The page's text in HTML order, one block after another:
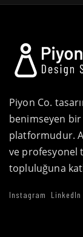
Piyon Co.
benimseyen bir
platformudur.
ve profesyonel
topluluğuna
Instagram LinkedIn